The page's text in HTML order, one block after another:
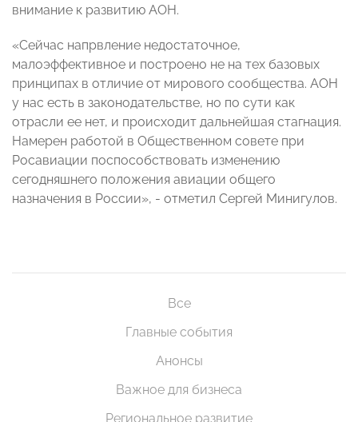
внимание к развитию АОН.
«Сейчас напрвление недостаточное,
малоэффективное и построено не на тех базовых
принципах в отличие от мирового сообщества. АОН
у нас есть в законодательстве, но по сути как
отрасли ее нет, и происходит дальнейшая стагнация.
Намерен работой в Общественном совете при
Росавиации поспособствовать изменению
сегодняшнего положения авиации общего
назначения в России», - отметил Сергей Минигулов.
Все
Главные события
Анонсы
Важное для бизнеса
Региональное развитие